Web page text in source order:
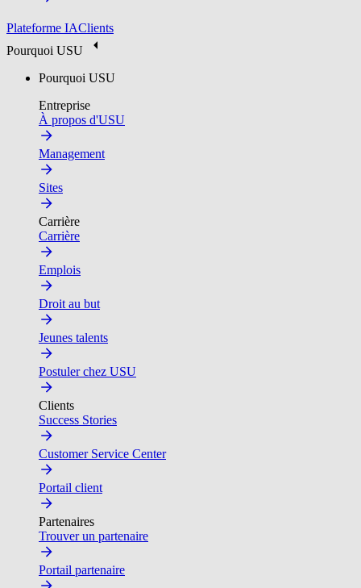
Plateforme IAClients
Pourquoi USU
Pourquoi USU
Entreprise
À propos d'USU
Management
Sites
Carrière
Carrière
Emplois
Droit au but
Jeunes talents
Postuler chez USU
Clients
Success Stories
Customer Service Center
Portail client
Partenaires
Trouver un partenaire
Portail partenaire